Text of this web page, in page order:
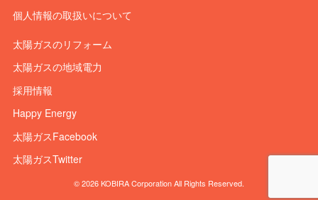
個人情報の取扱いについて
太陽ガスのリフォーム
太陽ガスの地域電力
採用情報
Happy Energy
太陽ガスFacebook
太陽ガスTwitter
© 2026 KOBIRA Corporation All Rights Reserved.